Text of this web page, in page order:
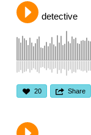
detective
20 Share